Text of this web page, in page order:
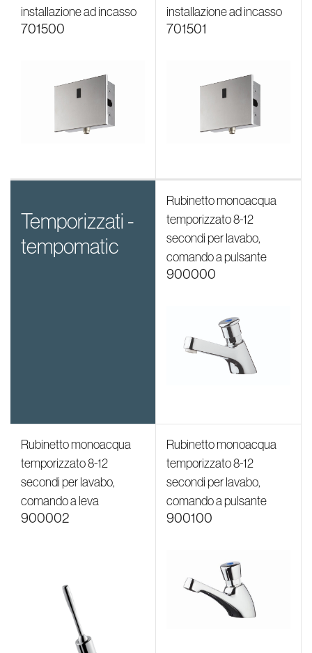
installazione ad incasso
701500
installazione ad incasso
701501
temporizzati -
tempomatic
Rubinetto monoacqua
temporizzato 8-12
secondi per lavabo,
comando a pulsante
900000
Rubinetto monoacqua
temporizzato 8-12
secondi per lavabo,
comando a leva
900002
Rubinetto monoacqua
temporizzato 8-12
secondi per lavabo,
comando a pulsante
900100